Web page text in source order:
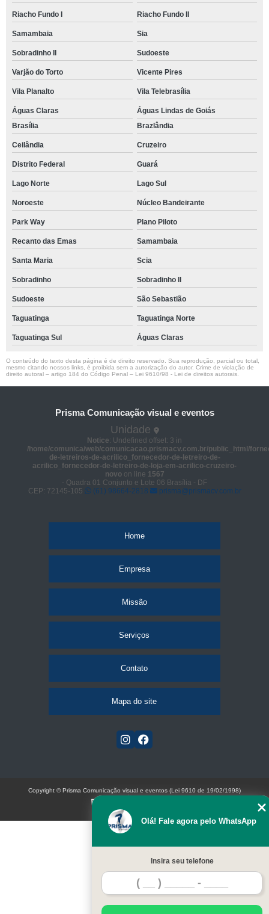
Riacho Fundo I Riacho Fundo II
Samambaia Sia
Sobradinho II Sudoeste
Varjão do Torto Vicente Pires
Vila Planalto Vila Telebrasília
Águas Claras
Águas Lindas de Goiás
Brasília
Brazlândia
Ceilândia Cruzeiro
Distrito Federal Guará
Lago Norte Lago Sul
Noroeste Núcleo Bandeirante
Park Way Plano Piloto
Recanto das Emas Samambaia
Santa Maria Scia
Sobradinho Sobradinho ll
Sudoeste São Sebastião
Taguatinga Taguatinga Norte
Taguatinga Sul Águas Claras
O conteúdo do texto desta página é de direito reservado. Sua reprodução, parcial ou total,
mesmo citando nossos links, é proibida sem a autorização do autor. Crime de violação de
direito autoral – artigo 184 do Código Penal – Lei 9610/98 - Lei de direitos autorais
Prisma Comunicação visual e eventos
Unidade
Notice: Undefined offset: 3 in
/home/comunica/web/comunicacao.prismacv.com.br/public_html/
de-letreiros-de-acrilico_fornecedor-de-letreiro-de-
acrilico_fornecedor-de-letreiro-de-loja-em-acrilico-cruzeiro-
novoon line 1567
- Quadra 01 Conjunto e Lote 06 Brasília - DF
CEP: 72145-105
(61) 98664-2818 prisma@prismacv.com.br
Home
Empresa
Missão
Serviços
Contato
Mapa do site
Olá! Fale agora pelo WhatsApp
Insira seu telefone
Copyright © Prisma Comunicação visual e eventos (Lei 9610 de 19/02/1998)